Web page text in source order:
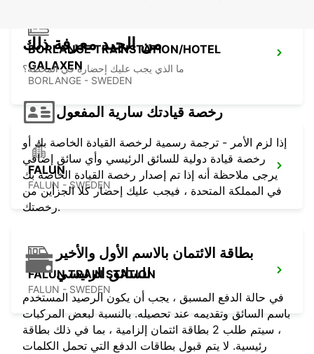
BORLANGE TRAINSTATION/HOTEL
GALAXEN
BORLANGE - SWEDEN
FALUN
FALUN - SWEDEN
FALUN TRAIN STATION
FALUN - SWEDEN
من الجيد معرفة ذلك
ما الذي يجب عليك إحضاره في المحطة؟
رخصة قيادتك سارية المفعول
إذا لزم الأمر - ترجمة رسمية لرخصة القيادة الخاصة بك أو
رخصة قيادة دولية للسائق الرئيسي وأي سائق إضافي
يرجى ملاحظة أنه إذا تم إصدار رخصة القيادة الخاصة بك
في المملكة المتحدة ، فيجب عليك إحضار كلا الجزأين من
رخصتك.
بطاقة الائتمان بالاسم الأول والأخير
للسائق الرئيسي
في حالة الدفع المسبق ، يجب أن يكون الرصيد المستخدم
باسم السائق وتقديمه عند تحصيله. بالنسبة لبعض المركبات
، سيتم طلب 2 بطاقة ائتمان إلزامية ، بما في ذلك بطاقة
رئيسية. لا يتم قبول بطاقات الدفع التي تحمل الكلمات